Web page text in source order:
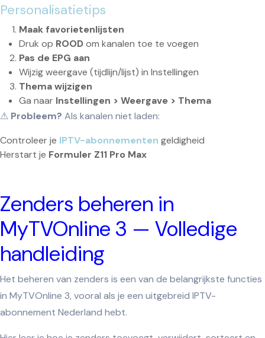
Personalisatietips
Maak favorietenlijsten
Druk op ROODom kanalen toe te voegen
Pas de EPG aan
Wijzig weergave (tijdlijn/lijst) in Instellingen
Thema wijzigen
Ga naar Instellingen > Weergave > Thema
⚠ Probleem? Als kanalen niet laden:
Controleer je IPTV-abonnementen geldigheid
Herstart je Formuler Z11 Pro Max
Zenders beheren in
MyTVOnline 3 — Volledige
handleiding
Het beheren van zenders is een van de belangrijkste functies
in MyTVOnline 3, vooral als je een uitgebreid IPTV-
abonnement Nederland hebt.